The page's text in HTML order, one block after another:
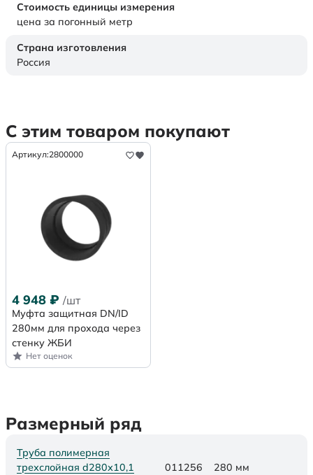
Стоимость единицы измерения
цена за погонный метр
Страна изготовления
Россия
С этим товаром покупают
Артикул:2800000
4 948 ₽ /шт
Муфта защитная DN/ID
280мм для прохода через
стенку ЖБИ
Нет оценок
Размерный ряд
Труба полимерная
трехслойная d280х10,1
011256 280 мм